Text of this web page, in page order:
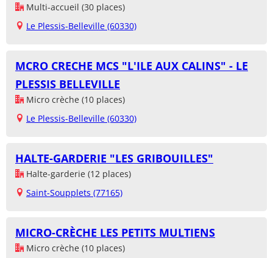
Multi-accueil (30 places)
Le Plessis-Belleville (60330)
MCRO CRECHE MCS "L'ILE AUX CALINS" - LE
PLESSIS BELLEVILLE
Micro crèche (10 places)
Le Plessis-Belleville (60330)
HALTE-GARDERIE "LES GRIBOUILLES"
Halte-garderie (12 places)
Saint-Soupplets (77165)
MICRO-CRÈCHE LES PETITS MULTIENS
Micro crèche (10 places)